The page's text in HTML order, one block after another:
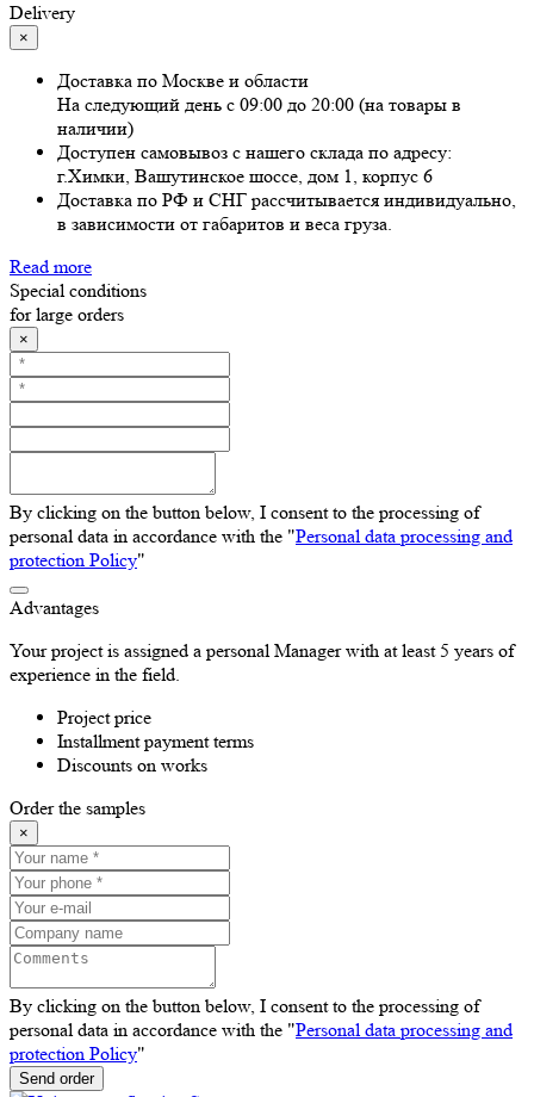
Delivery
×
Доставка по Москве и области
На следующий день с 09:00 до 20:00 (на товары в
наличии)
Доступен самовывоз с нашего склада по адресу:
г.Химки, Вашутинское шоссе, дом 1, корпус 6
Доставка по РФ и СНГ рассчитывается индивидуально,
в зависимости от габаритов и веса груза.
Read more
Special conditions
for large orders
×
By clicking on the button below, I consent to the processing of
personal data in accordance with the "Personal data processing and
protection Policy"
Advantages
Your project is assigned a personal Manager with at least 5 years of
experience in the field.
Project price
Installment payment terms
Discounts on works
Order the samples
×
By clicking on the button below, I consent to the processing of
personal data in accordance with the "Personal data processing and
protection Policy"
Send order